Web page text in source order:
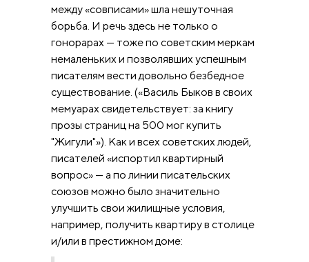
между «совписами» шла нешуточная
борьба. И речь здесь не только о
гонорарах — тоже по советским меркам
немаленьких и позволявших успешным
писателям вести довольно безбедное
существование. («Василь Быков в своих
мемуарах свидетельствует: за книгу
прозы страниц на 500 мог купить
"Жигули"»). Как и всех советских людей,
писателей «испортил квартирный
вопрос» — а по линии писательских
союзов можно было значительно
улучшить свои жилищные условия,
например, получить квартиру в столице
и/или в престижном доме: